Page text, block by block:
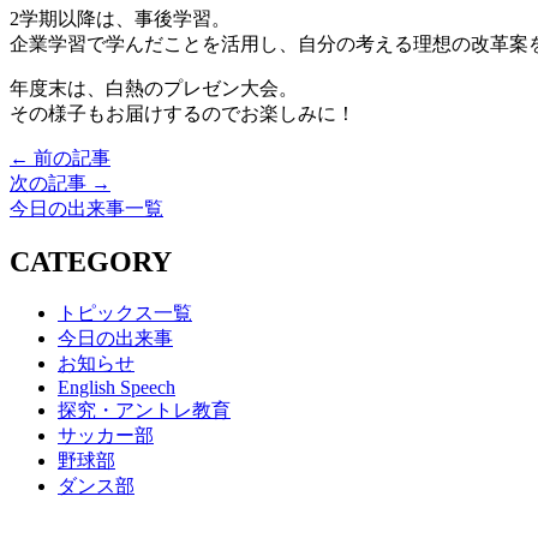
2学期以降は、事後学習。
企業学習で学んだことを活用し、自分の考える理想の改革案
年度末は、白熱のプレゼン大会。
その様子もお届けするのでお楽しみに！
← 前の記事
次の記事 →
今日の出来事一覧
CATEGORY
トピックス一覧
今日の出来事
お知らせ
English Speech
探究・アントレ教育
サッカー部
野球部
ダンス部